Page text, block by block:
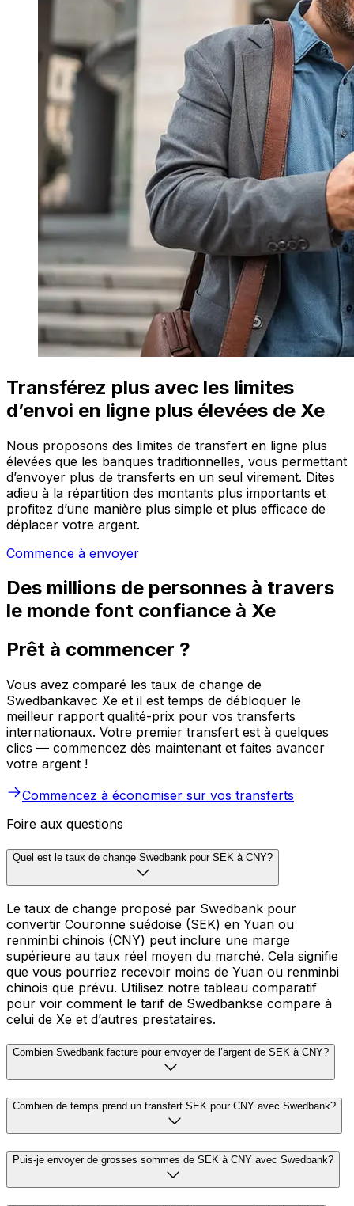
Transférez plus avec les limites
d’envoi en ligne plus élevées de Xe
Nous proposons des limites de transfert en ligne plus
élevées que les banques traditionnelles, vous permettant
d’envoyer plus de transferts en un seul virement. Dites
adieu à la répartition des montants plus importants et
profitez d’une manière plus simple et plus efficace de
déplacer votre argent.
Commence à envoyer
Des millions de personnes à travers
le monde font confiance à Xe
Prêt à commencer ?
Vous avez comparé les taux de change de
Swedbankavec Xe et il est temps de débloquer le
meilleur rapport qualité-prix pour vos transferts
internationaux. Votre premier transfert est à quelques
clics — commencez dès maintenant et faites avancer
votre argent !
Commencez à économiser sur vos transferts
Foire aux questions
Quel est le taux de change Swedbank pour SEK à CNY?
Le taux de change proposé par Swedbank pour
convertir Couronne suédoise (SEK) en Yuan ou
renminbi chinois (CNY) peut inclure une marge
supérieure au taux réel moyen du marché. Cela signifie
que vous pourriez recevoir moins de Yuan ou renminbi
chinois que prévu. Utilisez notre tableau comparatif
pour voir comment le tarif de Swedbankse compare à
celui de Xe et d’autres prestataires.
Combien Swedbank facture pour envoyer de l’argent de SEK à CNY?
Combien de temps prend un transfert SEK pour CNY avec Swedbank?
Puis-je envoyer de grosses sommes de SEK à CNY avec Swedbank?